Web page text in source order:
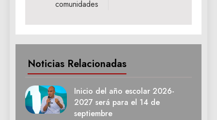
comunidades
Noticias Relacionadas
Inicio del año escolar 2026-
2027 será para el 14 de
septiembre